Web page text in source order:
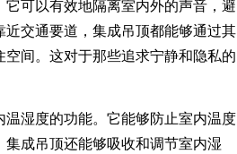
可以有效地隔离室内外的声音，避
交通要道，集成吊顶都能够通过其
间。这对于那些追求宁静和隐私的
湿度的功能。它能够防止室内温度
成吊顶还能够吸收和调节室内湿